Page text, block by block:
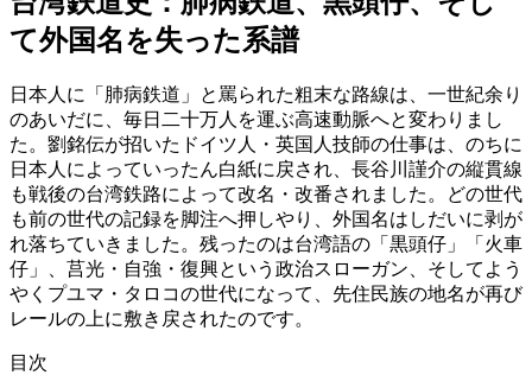
て外国名を失った系譜
日本人に「肺病鉄道」と罵られた粗末な路線は、一世紀余り
のあいだに、毎日二十万人を運ぶ高速動脈へと変わりまし
た。劉銘伝が招いたドイツ人・英国人技師の仕事は、のちに
日本人によっていったん白紙に戻され、長谷川謹介の縦貫線
も戦後の台湾鉄路によって改名・改番されました。どの世代
も前の世代の記録を脚注へ押しやり、外国名はしだいに剥が
れ落ちていきました。残ったのは台湾語の「黒頭仔」「火車
仔」、莒光・自強・復興という政治スローガン、そしてよう
やくプユマ・タロコの世代になって、先住民族の地名が再び
レールの上に敷き戻されたのです。
目次